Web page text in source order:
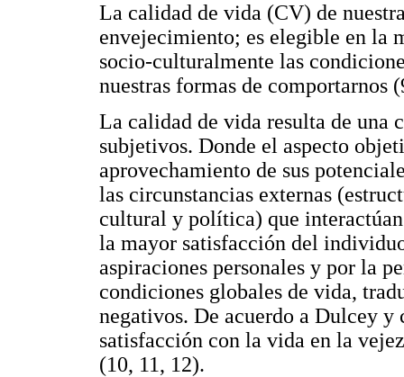
La calidad de vida (CV) de
envejecimiento; es elegible en la
socio-culturalmente las
nuestras formas de comportarnos
La calidad de vida resulta de una
subjetivos. Donde el aspecto
aprovechamiento de sus
las circunstancias externas
cultural y política) que
la mayor satisfacción del
aspiraciones personales y por la
condiciones globales de vida,
negativos. De acuerdo a Dulcey
satisfacción con la vida en la
(10, 11, 12).